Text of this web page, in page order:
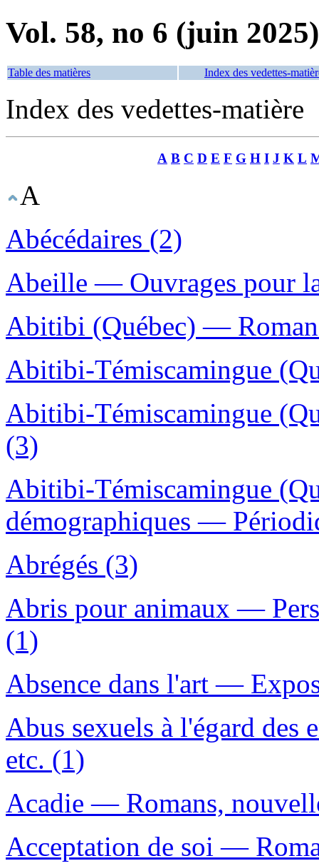
Vol. 58, no 6 (juin 2025)
Table des matières Index des vedettes-
Index des vedettes-matière
A B C D E F G H I J K L
A
Abécédaires (2)
Abeille — Ouvrages pour
Abitibi (Québec) —
Abitibi-Témiscamingue
Abitibi-Témiscamingue
(3)
Abitibi-Témiscamingue
démographiques —
Abrégés (3)
Abris pour animaux —
(1)
Absence dans l'art —
Abus sexuels à l'égard
etc. (1)
Acadie — Romans,
Acceptation de soi —